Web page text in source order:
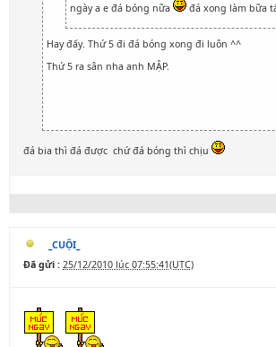
ngày a e đá bóng nữa
đá xong làm bữa
Hay đấy. Thứ 5 đi đá bóng xong đi luôn ^^
Thứ 5 ra sân nha anh MẬP.
đá bia thì đá được chứ đá bóng thì chịu
_CUỘI_
Đã gửi : 25/12/2010 lúc 07:55:41(UTC)